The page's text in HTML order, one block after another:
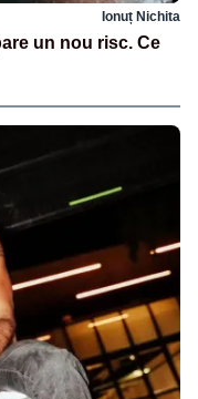
Ionuț Nichita
un nou risc. Ce